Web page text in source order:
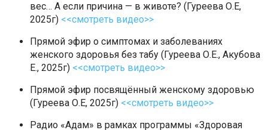
вес… А если причина — в животе? (Гуреева О.Е,
2025г) <<смотреть видео>>
Прямой эфир о симптомах и заболеваниях
женского здоровья без табу (Гуреева О.Е., Акубова
Е., 2025г) <<смотреть видео>>
Прямой эфир посвящённый женскому здоровью
(Гуреева О.Е, 2025г) <<смотреть видео>>
Радио «Адам» в рамках программы «Здоровая